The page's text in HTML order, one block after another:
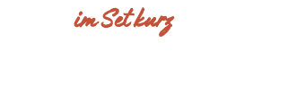
im Set kurz